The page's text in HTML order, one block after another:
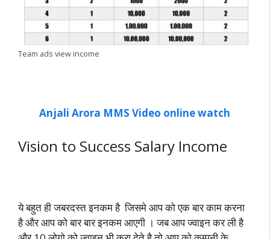
Team ads view income
Anjali Arora MMS Video online watch
Vision to Success Salary Income
ये बहुत ही जबरदस्त इनकम है जिसमे आप कोएकबार काम करना
है और आप को बार बार इनकम आएगी । जब आप ज्वाइन कर ली है